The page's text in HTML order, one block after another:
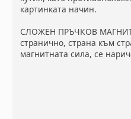
картинката начин.
СЛОЖЕН ПРЪЧКОВ МАГНИТ.
странично, страна към
магнитната сила, се